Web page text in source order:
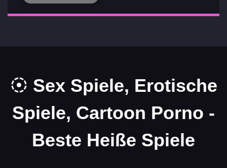
Sex Spiele, Erotische
Spiele, Cartoon Porno -
Beste Heiße Spiele